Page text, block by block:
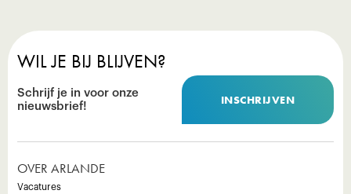
WIL JE BIJ BLIJVEN?
Schrijf je in voor onze
nieuwsbrief!
INSCHRIJVEN
OVER ARLANDE
Vacatures